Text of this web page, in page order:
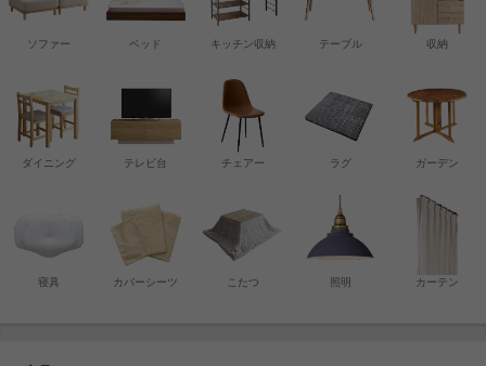
ソファー ベッド 収納
キッチン収納
寝具 カバーシーツ
チェアー
テーブル
こたつ
テレビ台
ダイニング ラグ
カーテン
照明
ガーデン